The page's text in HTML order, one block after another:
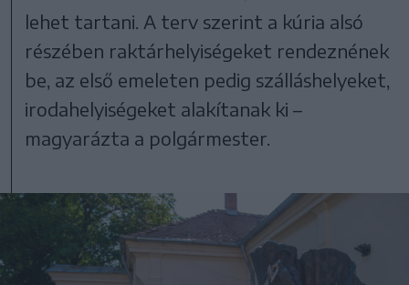
lehet tartani. A terv szerint a kúria alsó
részében raktárhelyiségeket rendeznének
be, az első emeleten pedig szálláshelyeket,
irodahelyiségeket alakítanak ki –
magyarázta a polgármester.